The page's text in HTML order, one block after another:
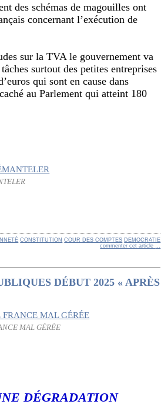
des schémas de magouilles ont
concernant l’exécution de
sur la TVA le gouvernement va
surtout des petites entreprises
qui sont en cause dans
au Parlement qui atteint 180
CONSTITUTION COUR DES COMPTES DEMOCRATIE
commenter cet article
DÉBUT 2025 « APRÈS
MAL GÉRÉE
DÉGRADATION